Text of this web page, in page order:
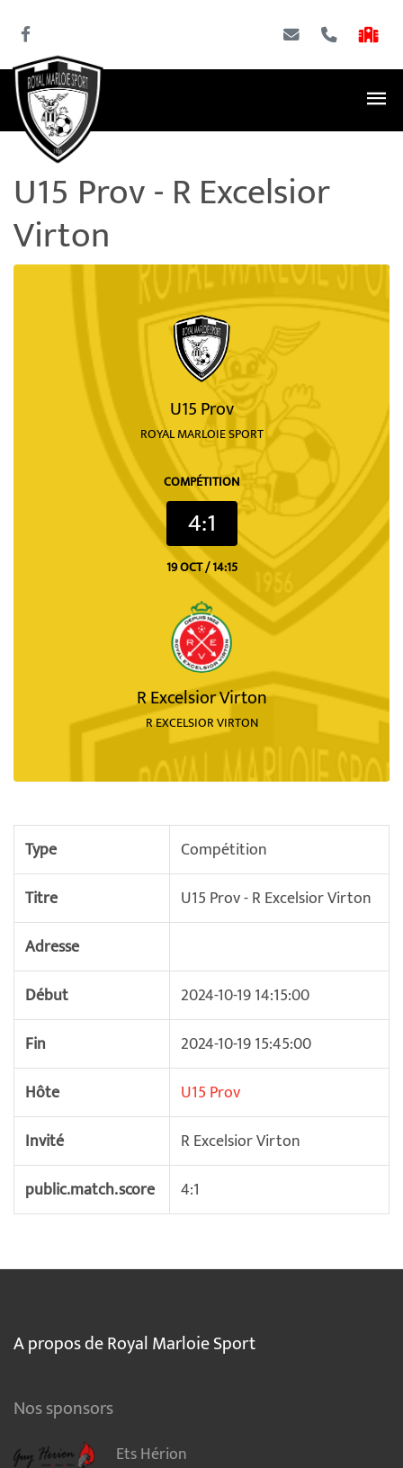
U15 Prov - R Excelsior
Virton
U15 Prov
ROYAL MARLOIE SPORT
COMPÉTITION
4:1
19 OCT / 14:15
R Excelsior Virton
R EXCELSIOR VIRTON
Type
Compétition
Titre
U15 Prov - R Excelsior Virton
Adresse
Début
2024-10-19 14:15:00
Fin
2024-10-19 15:45:00
Hôte
U15 Prov
Invité
R Excelsior Virton
public.match.score
4:1
A propos de Royal Marloie Sport
Nos sponsors
Ets Hérion